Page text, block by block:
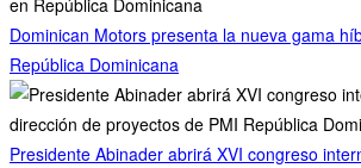
Dominican Motors presenta la nueva gama
República Dominicana
Presidente Abinader abrirá XVI congreso